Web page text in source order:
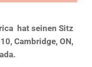
hat seinen Sitz
Cambridge, ON,